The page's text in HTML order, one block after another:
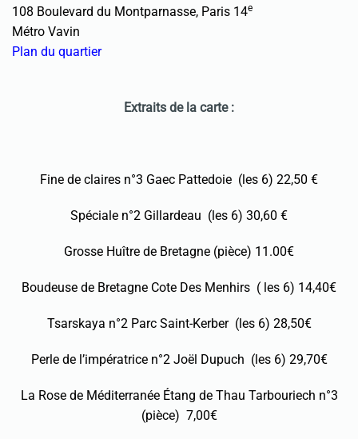
108 Boulevard du Montparnasse, Paris 14e
Métro Vavin
Plan du quartier
Extraits de la carte :
Fine de claires n°3 Gaec Pattedoie (les 6) 22,50 €
Spéciale n°2 Gillardeau (les 6) 30,60 €
Grosse Huître de Bretagne (pièce) 11.00€
Boudeuse de Bretagne Cote Des Menhirs ( les 6) 14,40€
Tsarskaya n°2 Parc Saint-Kerber (les 6) 28,50€
Perle de l’impératrice n°2 Joël Dupuch (les 6) 29,70€
La Rose de Méditerranée Étang de Thau Tarbouriech n°3
(pièce) 7,00€